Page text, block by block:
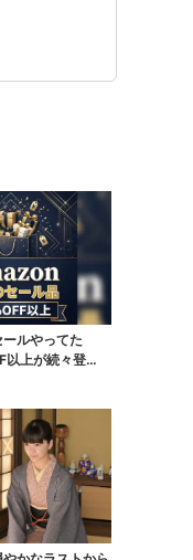
ールやってた
以上が続々登
気が...